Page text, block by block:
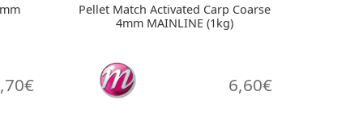
€
Pellet Match Activated Carp Coarse
4mm MAINLINE (1kg)
6,60€